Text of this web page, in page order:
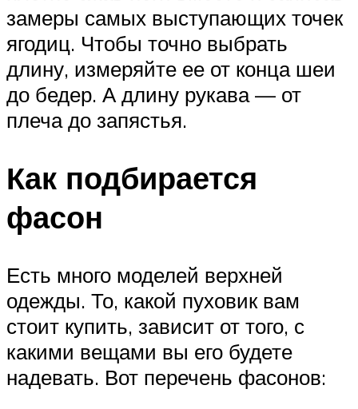
замеры самых выступающих точек
ягодиц. Чтобы точно выбрать
длину, измеряйте ее от конца шеи
до бедер. А длину рукава — от
плеча до запястья.
Как подбирается
фасон
Есть много моделей верхней
одежды. То, какой пуховик вам
стоит купить, зависит от того, с
какими вещами вы его будете
надевать. Вот перечень фасонов: